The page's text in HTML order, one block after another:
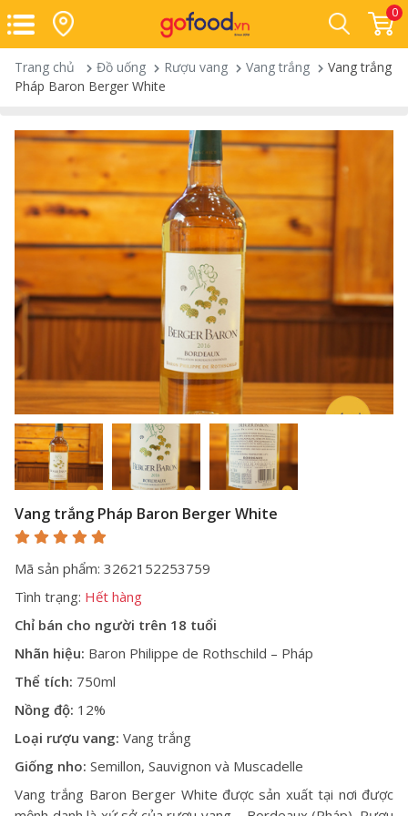
0
Trang chủ Đồ uống Rượu vang Vang trắng
Vang trắng
Pháp Baron Berger White
Vang trắng Pháp Baron Berger White
Mã sản phẩm: 3262152253759
Tình trạng: Hết hàng
Chỉ bán cho người trên 18 tuổi
Nhãn hiệu: Baron Philippe de Rothschild – Pháp
Thể tích: 750ml
Nồng độ: 12%
Loại rượu vang: Vang trắng
Giống nho: Semillon, Sauvignon và Muscadelle
Vang trắng Baron Berger White được sản xuất tại nơi được